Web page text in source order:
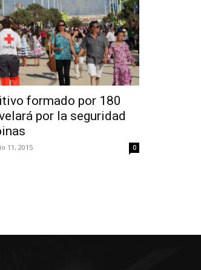
formado por 180
por la seguridad
11, 2015 0